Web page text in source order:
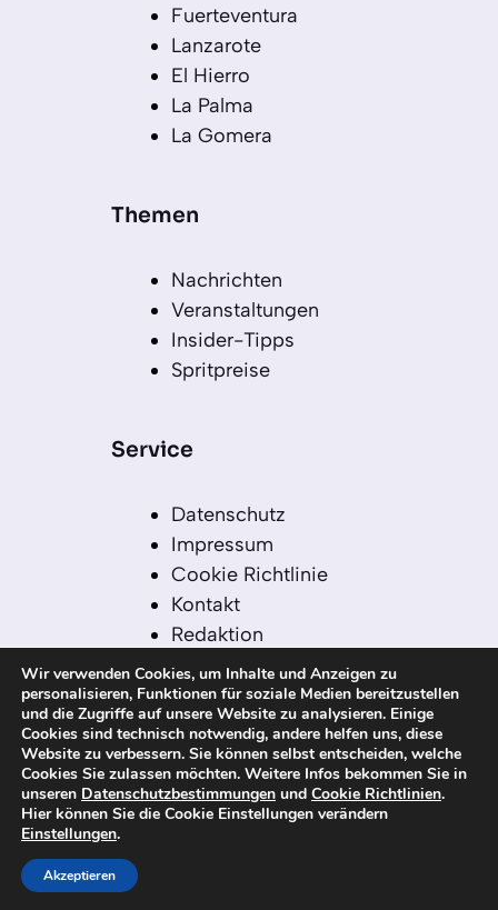
Fuerteventura
Lanzarote
El Hierro
La Palma
La Gomera
Themen
Nachrichten
Veranstaltungen
Insider-Tipps
Spritpreise
Service
Datenschutz
Impressum
Cookie Richtlinie
Kontakt
Redaktion
Redaktionelle Leitlinien
Sitemap
Einsatz von KI in der
Redaktion
© 2026 kanaren-nachrichten.com – Alle
Rechte vorbehalten
Wir verwenden Cookies, um Inhalte und Anzeigen zu
personalisieren, Funktionen für soziale Medien bereitzustellen
und die Zugriffe auf unsere Website zu analysieren. Einige
Cookies sind technisch notwendig, andere helfen uns, diese
Website zu verbessern. Sie können selbst entscheiden, welche
Cookies Sie zulassen möchten. Weitere Infos bekommen Sie in
unseren Datenschutzbestimmungen und Cookie Richtlinien.
Hier können Sie die Cookie Einstellungen verändern
Einstellungen.
Akzeptieren